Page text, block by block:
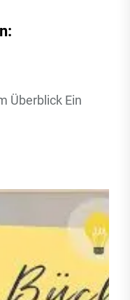
Überblick Ein